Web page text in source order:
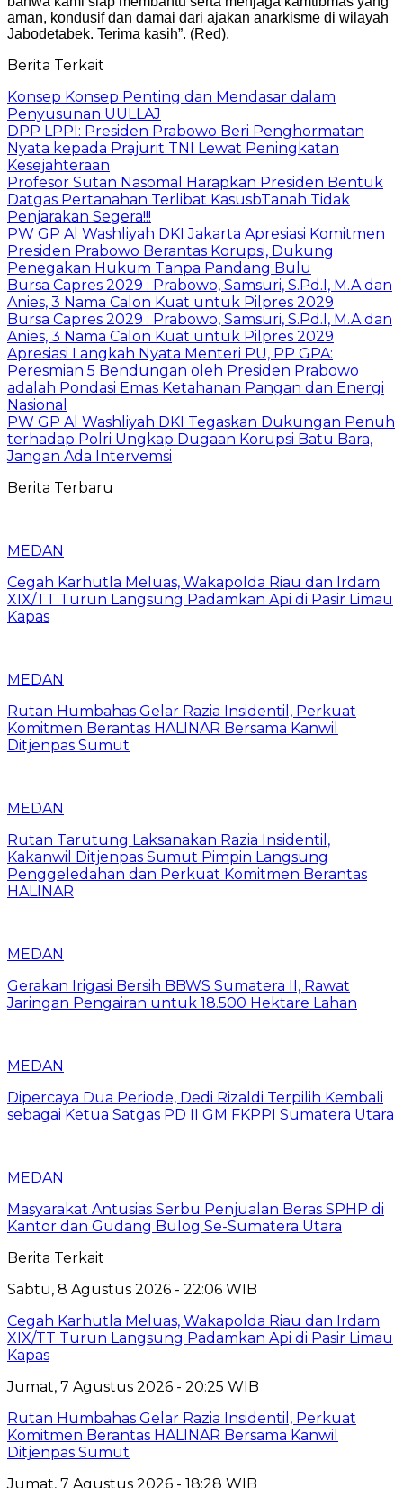
aman, kondusif dan damai dari ajakan anarkisme di wilayah
Jabodetabek. Terima kasih”. (Red).
Berita Terkait
Konsep Konsep Penting dan Mendasar dalam
Penyusunan UULLAJ
DPP LPPI: Presiden Prabowo Beri Penghormatan
Nyata kepada Prajurit TNI Lewat Peningkatan
Kesejahteraan
Profesor Sutan Nasomal Harapkan Presiden Bentuk
Datgas Pertanahan Terlibat KasusbTanah Tidak
Penjarakan Segera!!!
PW GP Al Washliyah DKI Jakarta Apresiasi Komitmen
Presiden Prabowo Berantas Korupsi, Dukung
Penegakan Hukum Tanpa Pandang Bulu
Bursa Capres 2029 : Prabowo, Samsuri, S.Pd.I, M.A dan
Anies, 3 Nama Calon Kuat untuk Pilpres 2029
Bursa Capres 2029 : Prabowo, Samsuri, S.Pd.I, M.A dan
Anies, 3 Nama Calon Kuat untuk Pilpres 2029
Apresiasi Langkah Nyata Menteri PU, PP GPA:
Peresmian 5 Bendungan oleh Presiden Prabowo
adalah Pondasi Emas Ketahanan Pangan dan Energi
Nasional
PW GP Al Washliyah DKI Tegaskan Dukungan Penuh
terhadap Polri Ungkap Dugaan Korupsi Batu Bara,
Jangan Ada Intervemsi
Berita Terbaru
MEDAN
Cegah Karhutla Meluas, Wakapolda Riau dan Irdam
XIX/TT Turun Langsung Padamkan Api di Pasir Limau
Kapas
MEDAN
Rutan Humbahas Gelar Razia Insidentil, Perkuat
Komitmen Berantas HALINAR Bersama Kanwil
Ditjenpas Sumut
MEDAN
Rutan Tarutung Laksanakan Razia Insidentil,
Kakanwil Ditjenpas Sumut Pimpin Langsung
Penggeledahan dan Perkuat Komitmen Berantas
HALINAR
MEDAN
Gerakan Irigasi Bersih BBWS Sumatera II, Rawat
Jaringan Pengairan untuk 18.500 Hektare Lahan
MEDAN
Dipercaya Dua Periode, Dedi Rizaldi Terpilih Kembali
sebagai Ketua Satgas PD II GM FKPPI Sumatera Utara
MEDAN
Masyarakat Antusias Serbu Penjualan Beras SPHP di
Kantor dan Gudang Bulog Se-Sumatera Utara
Berita Terkait
Sabtu, 8 Agustus 2026 - 22:06 WIB
Cegah Karhutla Meluas, Wakapolda Riau dan Irdam
XIX/TT Turun Langsung Padamkan Api di Pasir Limau
Kapas
Jumat, 7 Agustus 2026 - 20:25 WIB
Rutan Humbahas Gelar Razia Insidentil, Perkuat
Komitmen Berantas HALINAR Bersama Kanwil
Ditjenpas Sumut
Jumat, 7 Agustus 2026 - 18:28 WIB